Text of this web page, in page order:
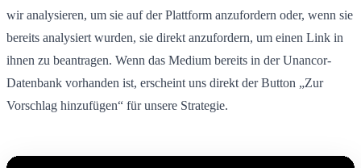
wir analysieren, um sie auf der Plattform anzufordern oder, wenn sie
bereits analysiert wurden, sie direkt anzufordern, um einen Link in
ihnen zu beantragen. Wenn das Medium bereits in der Unancor-
Datenbank vorhanden ist, erscheint uns direkt der Button „Zur
Vorschlag hinzufügen“ für unsere Strategie.